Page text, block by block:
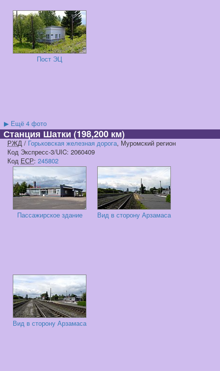
Пост ЭЦ
▶ Ещё 4 фото
Станция Шатки(198,200 км)
РЖД / Горьковская железная дорога, Муромский регион
Код Экспресс-3/UIC: 2060409
Код ЕСР: 245802
Пассажирское здание Вид в сторону Арзамаса
Вид в сторону Арзамаса